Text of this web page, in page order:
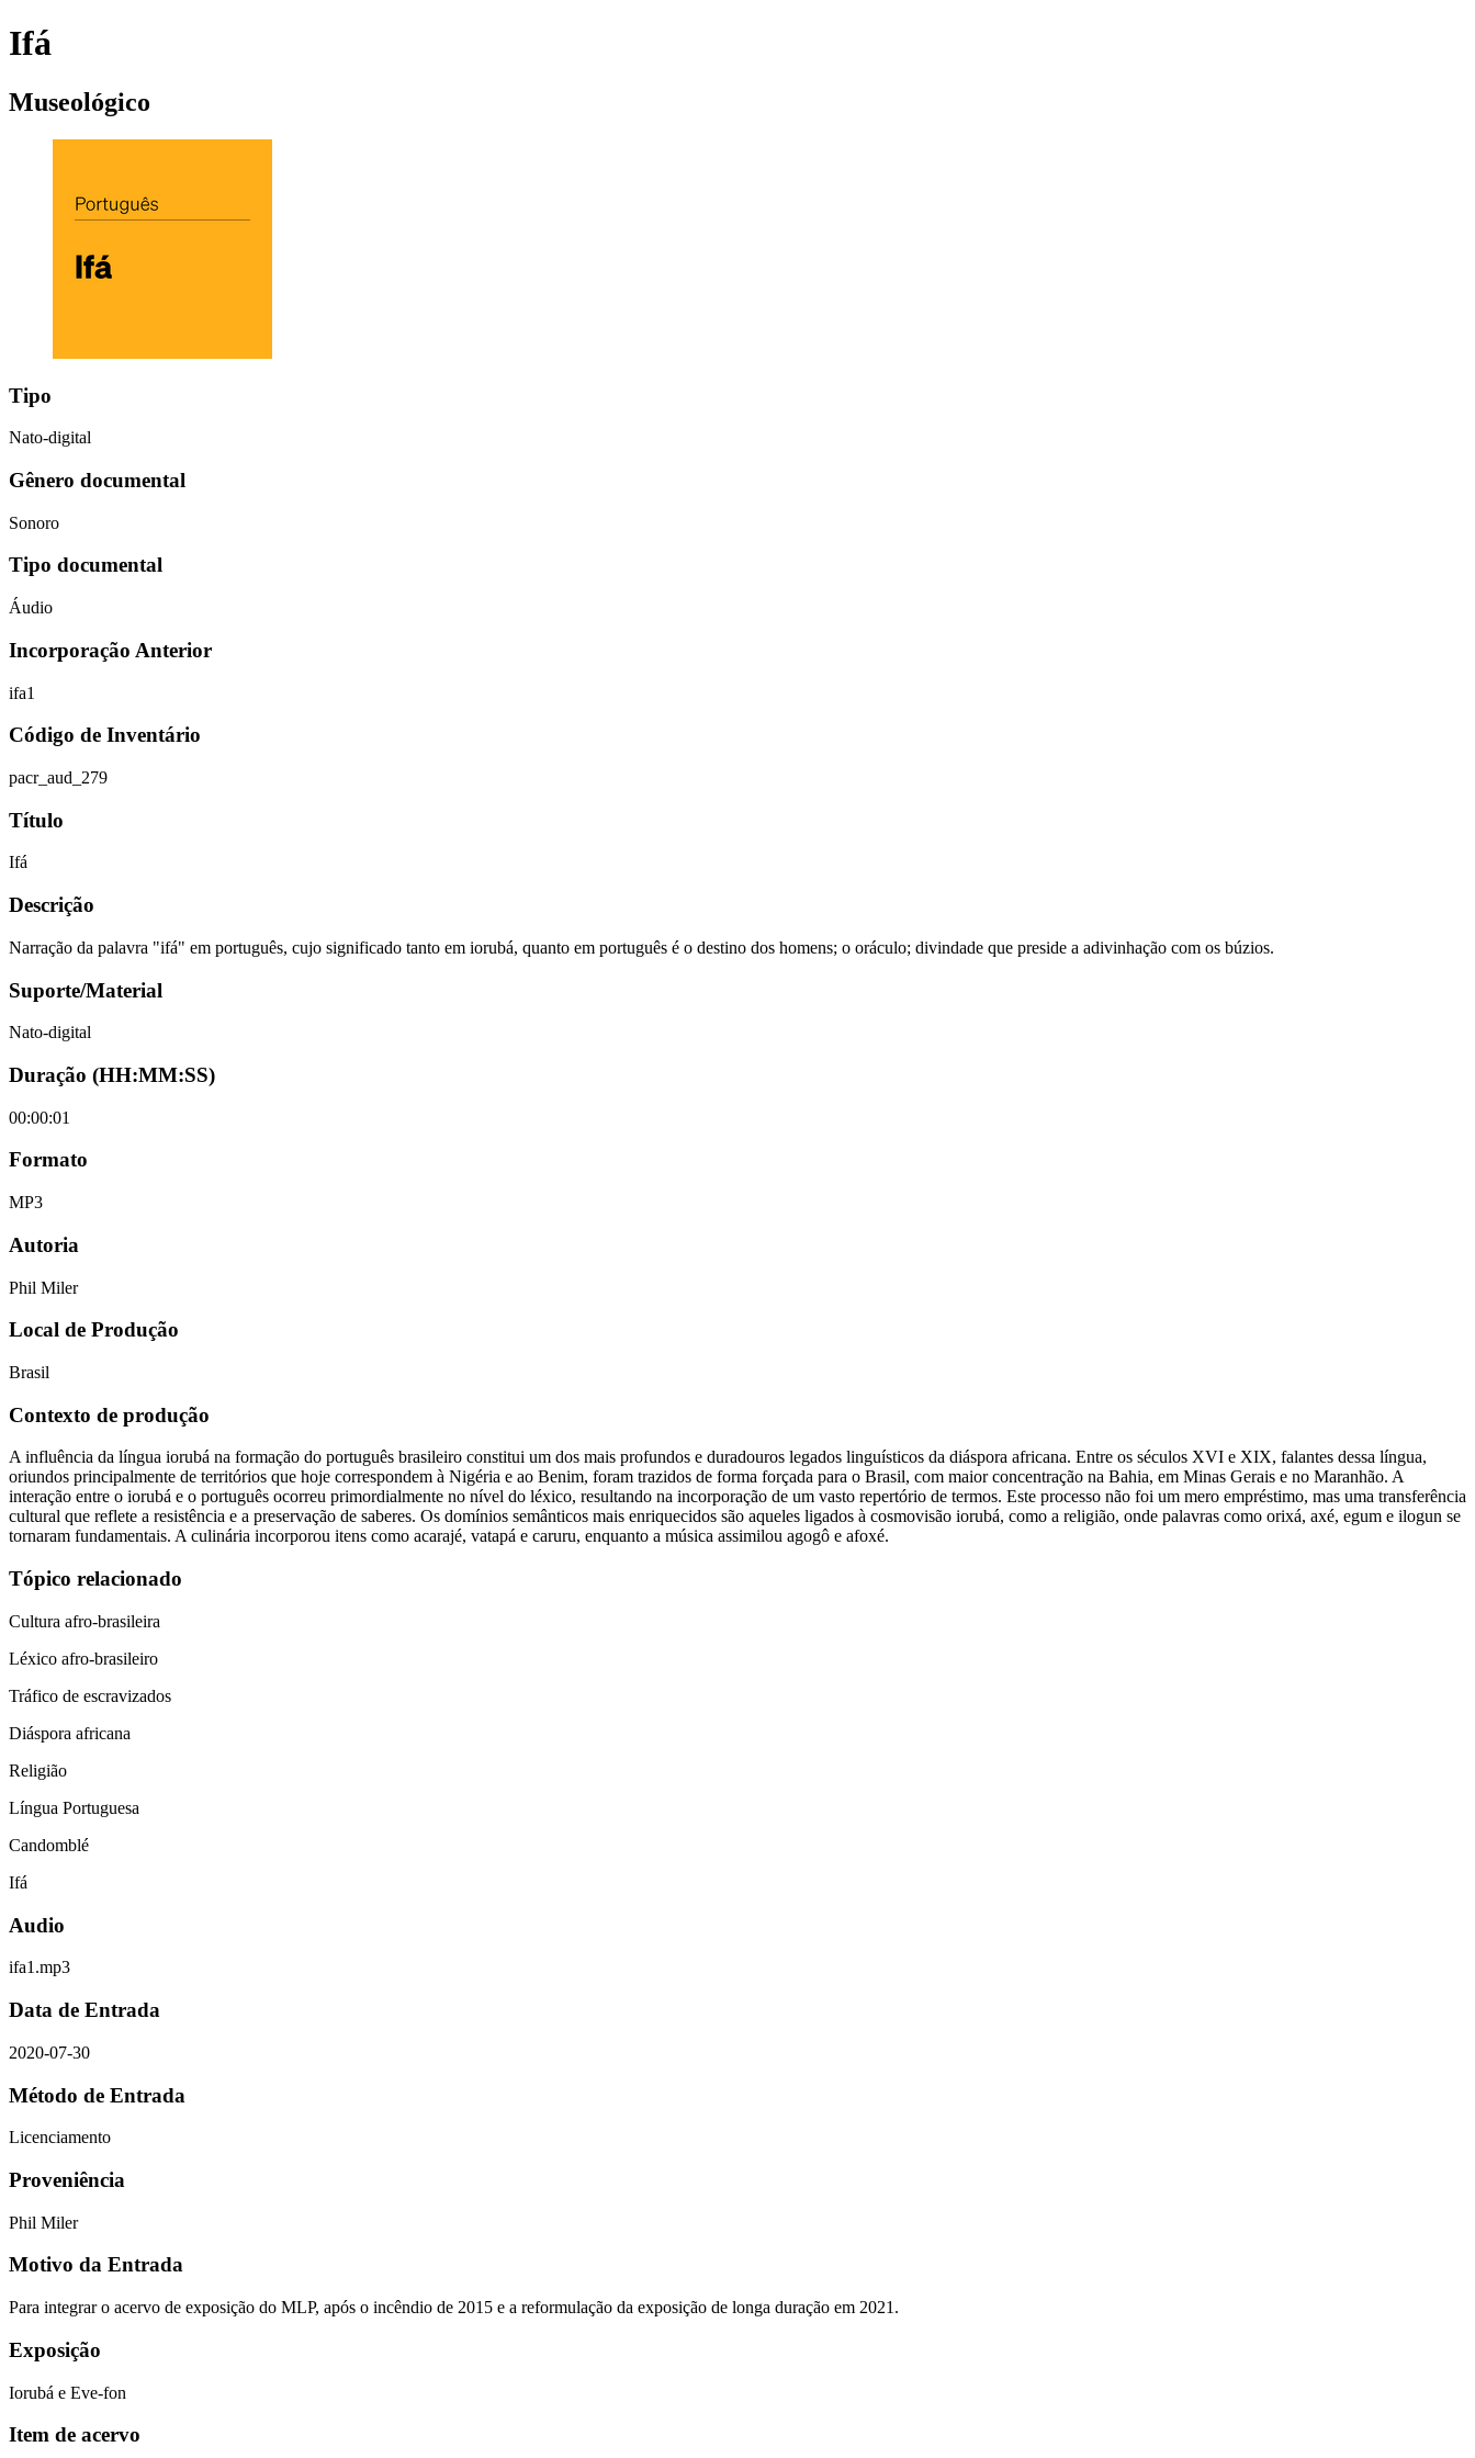
Ifá
Museológico
Tipo
Nato-digital
Gênero documental
Sonoro
Tipo documental
Áudio
Incorporação Anterior
ifa1
Código de Inventário
pacr_aud_279
Título
Ifá
Descrição
Narração da palavra "ifá" em português, cujo significado tanto em iorubá, quanto em português é o destino dos homens; o oráculo; divindade que preside a adivinhação com os búzios.
Suporte/Material
Nato-digital
Duração (HH:MM:SS)
00:00:01
Formato
MP3
Autoria
Phil Miler
Local de Produção
Brasil
Contexto de produção
A influência da língua iorubá na formação do português brasileiro constitui um dos mais profundos e duradouros legados linguísticos da diáspora africana. Entre os séculos XVI e XIX, falantes dessa língua,
oriundos principalmente de territórios que hoje correspondem à Nigéria e ao Benim, foram trazidos de forma forçada para o Brasil, com maior concentração na Bahia, em Minas Gerais e no Maranhão. A
interação entre o iorubá e o português ocorreu primordialmente no nível do léxico, resultando na incorporação de um vasto repertório de termos. Este processo não foi um mero empréstimo, mas uma transferência
cultural que reflete a resistência e a preservação de saberes. Os domínios semânticos mais enriquecidos são aqueles ligados à cosmovisão iorubá, como a religião, onde palavras como orixá, axé, egum e ilogun se
tornaram fundamentais. A culinária incorporou itens como acarajé, vatapá e caruru, enquanto a música assimilou agogô e afoxé.
Tópico relacionado
Cultura afro-brasileira
Léxico afro-brasileiro
Tráfico de escravizados
Diáspora africana
Religião
Língua Portuguesa
Candomblé
Ifá
Audio
ifa1.mp3
Data de Entrada
2020-07-30
Método de Entrada
Licenciamento
Proveniência
Phil Miler
Motivo da Entrada
Para integrar o acervo de exposição do MLP, após o incêndio de 2015 e a reformulação da exposição de longa duração em 2021.
Exposição
Iorubá e Eve-fon
Item de acervo